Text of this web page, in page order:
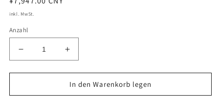
Preis
inkl. MwSt.
Anzahl
Verringere
die
Menge
Sunset
Erhöhe
die
Menge
für
Sunset
In den Warenkorb legen